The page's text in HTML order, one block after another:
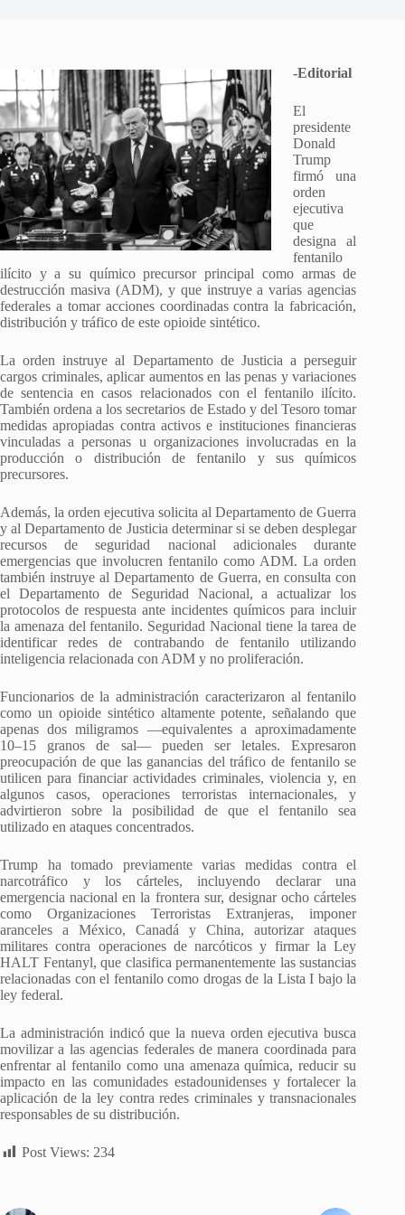
-Editorial
El
presidente
Donald
Trump
firmó una
orden
ejecutiva
que
designa al
fentanilo
ilícito y a su químico precursor principal como armas de
destrucción masiva (ADM), y que instruye a varias agencias
federales a tomar acciones coordinadas contra la fabricación,
distribución y tráfico de este opioide sintético.
La orden instruye al Departamento de Justicia a perseguir
cargos criminales, aplicar aumentos en las penas y variaciones
de sentencia en casos relacionados con el fentanilo ilícito.
También ordena a los secretarios de Estado y del Tesoro tomar
medidas apropiadas contra activos e instituciones financieras
vinculadas a personas u organizaciones involucradas en la
producción o distribución de fentanilo y sus químicos
precursores.
Además, la orden ejecutiva solicita al Departamento de Guerra
y al Departamento de Justicia determinar si se deben desplegar
recursos de seguridad nacional adicionales durante
emergencias que involucren fentanilo como ADM. La orden
también instruye al Departamento de Guerra, en consulta con
el Departamento de Seguridad Nacional, a actualizar los
protocolos de respuesta ante incidentes químicos para incluir
la amenaza del fentanilo. Seguridad Nacional tiene la tarea de
identificar redes de contrabando de fentanilo utilizando
inteligencia relacionada con ADM y no proliferación.
Funcionarios de la administración caracterizaron al fentanilo
como un opioide sintético altamente potente, señalando que
apenas dos miligramos —equivalentes a aproximadamente
10–15 granos de sal— pueden ser letales. Expresaron
preocupación de que las ganancias del tráfico de fentanilo se
utilicen para financiar actividades criminales, violencia y, en
algunos casos, operaciones terroristas internacionales, y
advirtieron sobre la posibilidad de que el fentanilo sea
utilizado en ataques concentrados.
Trump ha tomado previamente varias medidas contra el
narcotráfico y los cárteles, incluyendo declarar una
emergencia nacional en la frontera sur, designar ocho cárteles
como Organizaciones Terroristas Extranjeras, imponer
aranceles a México, Canadá y China, autorizar ataques
militares contra operaciones de narcóticos y firmar la Ley
HALT Fentanyl, que clasifica permanentemente las sustancias
relacionadas con el fentanilo como drogas de la Lista I bajo la
ley federal.
La administración indicó que la nueva orden ejecutiva busca
movilizar a las agencias federales de manera coordinada para
enfrentar al fentanilo como una amenaza química, reducir su
impacto en las comunidades estadounidenses y fortalecer la
aplicación de la ley contra redes criminales y transnacionales
responsables de su distribución.
Post Views: 234